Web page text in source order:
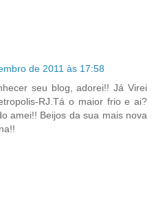
de 2011 às 17:58
seu blog, adorei!! Já Virei
RJ.Tá o maior frio e ai?
amei!! Beijos da sua mais nova